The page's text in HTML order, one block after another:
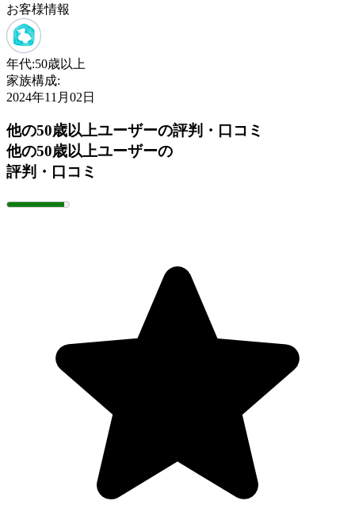
お客様情報
年代:50歳以上
家族構成:
2024年11月02日
他の50歳以上ユーザーの評判・口コミ
他の50歳以上ユーザーの
評判・口コミ